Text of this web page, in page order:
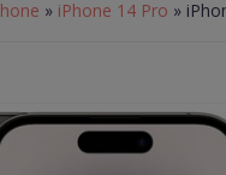
» iPhone 14 Pro »